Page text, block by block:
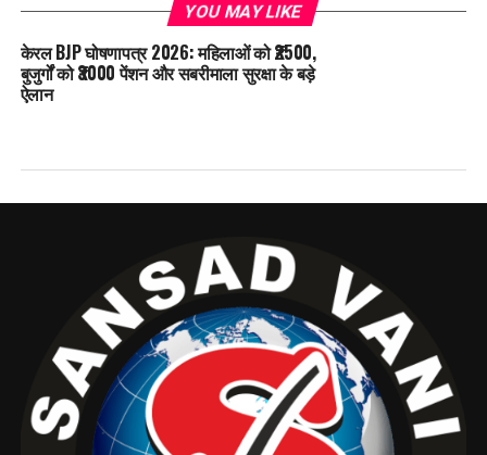
YOU MAY LIKE
केरल BJP घोषणापत्र 2026: महिलाओं को ₹2500,
बुजुर्गों को ₹3000 पेंशन और सबरीमाला सुरक्षा के बड़े
ऐलान